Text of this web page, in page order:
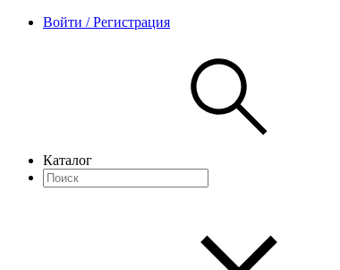
Войти / Регистрация
Каталог